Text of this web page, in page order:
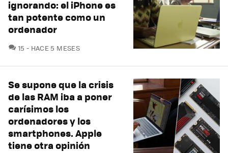
ignorando: el iPhone es
tan potente como un
ordenador
15 COMENTARIOS
HACE 5 MESES
Se supone que la crisis
de las RAM iba a poner
carísimos los
ordenadores y los
smartphones. Apple
tiene otra opinión